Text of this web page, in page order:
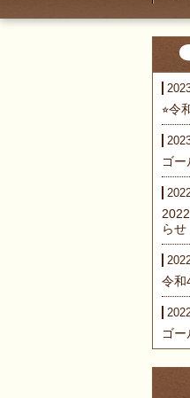
⭐︎令
ゴー
らせ
令
ゴー